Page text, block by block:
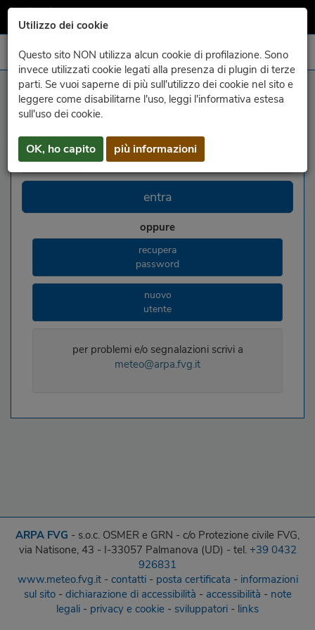
Utilizzo dei cookie
Questo sito NON utilizza alcun cookie di profilazione. Sono
invece utilizzati cookie legati alla presenza di plugin di terze
parti. Se vuoi saperne di più sull'utilizzo dei cookie nel sito e
leggere come disabilitarne l'uso, leggi l'informativa estesa
sull'uso dei cookie.
OK, ho capito più informazioni
meteo.fvg
password
entra
oppure
recupera
password
nuovo
utente
per problemi e/o segnalazioni scrivi a
meteo@arpa.fvg.it
ARPA FVG - s.o.c. OSMER e GRN - c/o Protezione civile FVG,
via Natisone, 43 - I-33057 Palmanova (UD) - tel. +39 0432
926831
www.meteo.fvg.it- contatti- posta certificata - informazioni
sul sito- dichiarazione di accessibilità - accessibilità - note
legali - privacy e cookie - sviluppatori - links